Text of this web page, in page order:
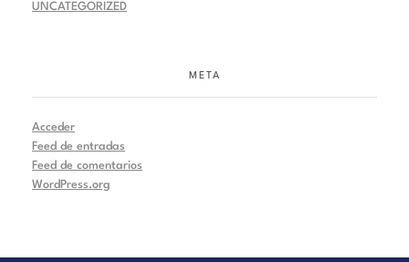
UNCATEGORIZED
META
Acceder
Feed de entradas
Feed de comentarios
WordPress.org